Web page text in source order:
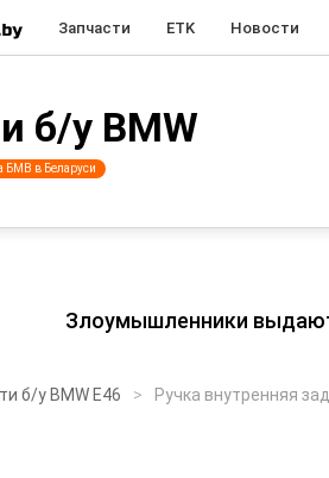
Запчасти ETK Новости
б/у BMW
БМВ в Беларуси
Злоумышленники выдают
б/у BMW E46 Ручка внутренняя